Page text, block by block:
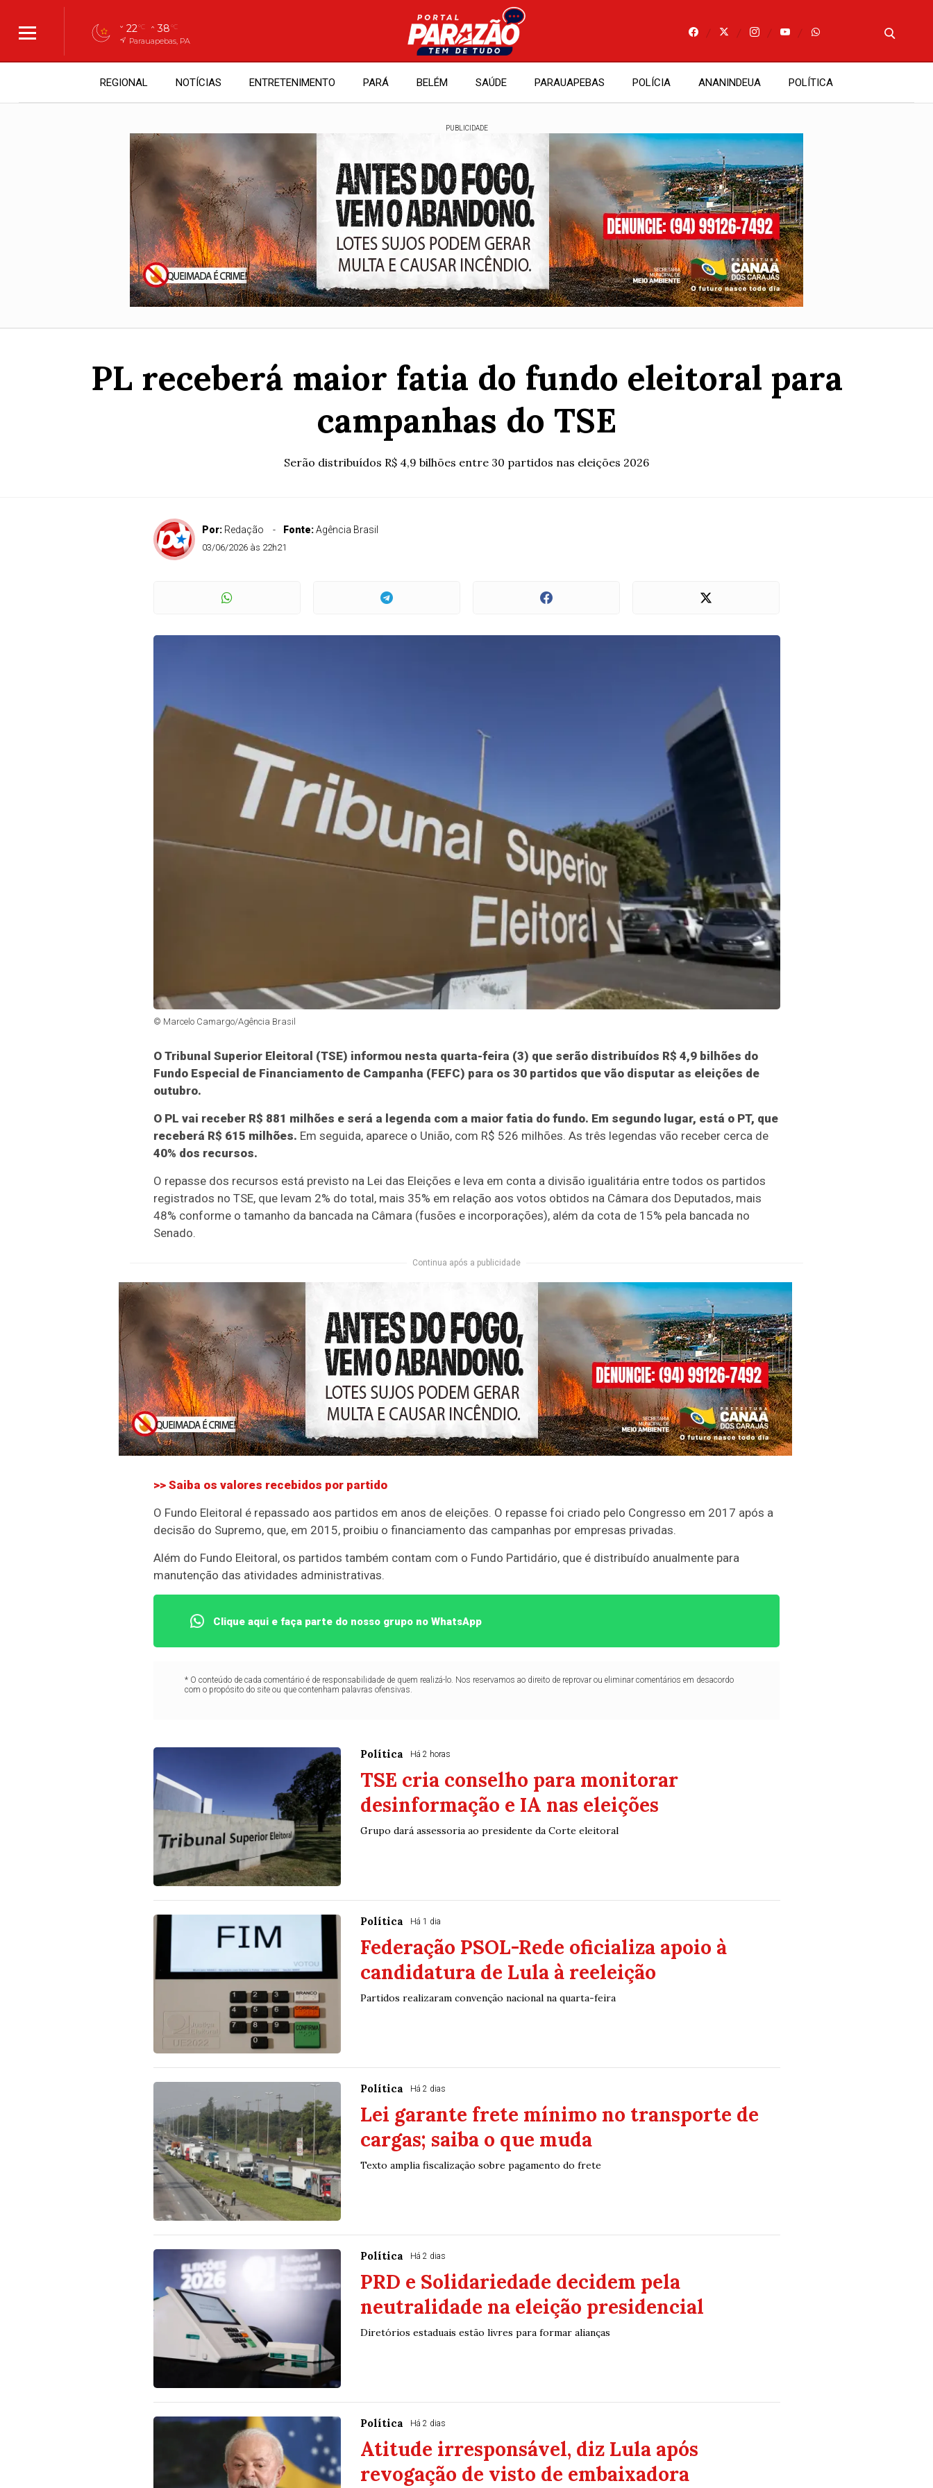
22°C 38°C
Parauapebas, PA
REGIONAL NOTÍCIAS ENTRETENIMENTO PARÁ BELÉM SAÚDE PARAUAPEBAS POLÍCIA ANANINDEUA POLÍTICA
PUBLICIDADE
PL receberá maior fatia do fundo eleitoral para
campanhas do TSE
Serão distribuídos R$ 4,9 bilhões entre 30 partidos nas eleições 2026
Por: Redação Fonte:Agência Brasil
03/06/2026 às 22h21
© Marcelo Camargo/Agência Brasil
O Tribunal Superior Eleitoral (TSE) informou nesta quarta-feira (3) que serão distribuídos R$ 4,9 bilhões do
Fundo Especial de Financiamento de Campanha (FEFC) para os 30 partidos que vão disputar as eleições de
outubro.
O PL vai receber R$ 881 milhões e será a legenda com a maior fatia do fundo. Em segundo lugar, está o PT, que
receberá R$ 615 milhões. Em seguida, aparece o União, com R$ 526 milhões. As três legendas vão receber cerca de
40% dos recursos.
O repasse dos recursos está previsto na Lei das Eleições e leva em conta a divisão igualitária entre todos os partidos
registrados no TSE, que levam 2% do total, mais 35% em relação aos votos obtidos na Câmara dos Deputados, mais
48% conforme o tamanho da bancada na Câmara (fusões e incorporações), além da cota de 15% pela bancada no
Senado.
Continua após a publicidade
>> Saiba os valores recebidos por partido
O Fundo Eleitoral é repassado aos partidos em anos de eleições. O repasse foi criado pelo Congresso em 2017 após a
decisão do Supremo, que, em 2015, proibiu o financiamento das campanhas por empresas privadas.
Além do Fundo Eleitoral, os partidos também contam com o Fundo Partidário, que é distribuído anualmente para
manutenção das atividades administrativas.
Clique aqui e faça parte do nosso grupo no WhatsApp
* O conteúdo de cada comentário é de responsabilidade de quem realizá-lo. Nos reservamos ao direito de reprovar ou eliminar comentários em desacordo
com o propósito do site ou que contenham palavras ofensivas.
Política Há 2 horas
TSE cria conselho para monitorar
desinformação e IA nas eleições
Grupo dará assessoria ao presidente da Corte eleitoral
Política Há 1 dia
Federação PSOL-Rede oficializa apoio à
candidatura de Lula à reeleição
Partidos realizaram convenção nacional na quarta-feira
Política Há 2 dias
Lei garante frete mínimo no transporte de
cargas; saiba o que muda
Texto amplia fiscalização sobre pagamento do frete
Política Há 2 dias
PRD e Solidariedade decidem pela
neutralidade na eleição presidencial
Diretórios estaduais estão livres para formar alianças
Política Há 2 dias
Atitude irresponsável, diz Lula após
revogação de visto de embaixadora